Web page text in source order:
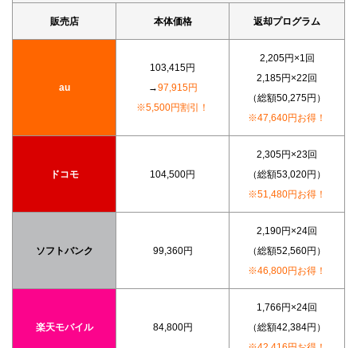
販売店 本体価格 返却プログラム
au
103,415円
→97,915円
※5,500円割引！
2,205円×1回
2,185円×22回
（総額50,275円）
※47,640円お得！
ドコモ 104,500円
2,305円×23回
（総額53,020円）
※51,480円お得！
ソフトバンク 99,360円
2,190円×24回
（総額52,560円）
※46,800円お得！
楽天モバイル 84,800円
1,766円×24回
（総額42,384円）